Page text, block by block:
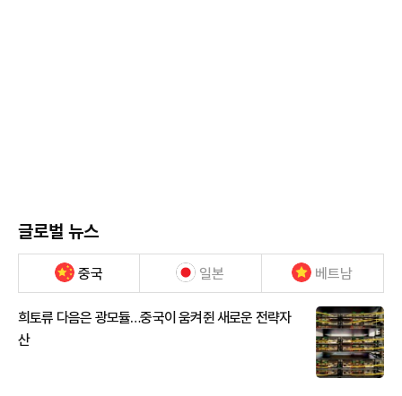
글로벌 뉴스
중국 일본 베트남
희토류 다음은 광모듈…중국이 움켜쥔 새로운 전략자
산